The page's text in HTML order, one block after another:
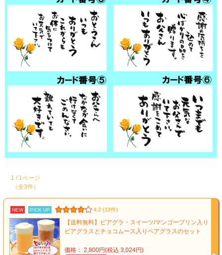
1 / 1ページ
（全3件）
NEW PICK UP 4.2 (13件)
【送料無料】ビアグラ・スイーツ/マンゴープリン入り
ビアグラスとチョコムース入りペアグラスのセット
価格： 2,800円(税込 3,024円)